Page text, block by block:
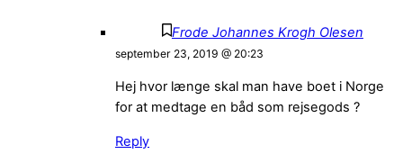
Frode Johannes Krogh Olesen
september 23, 2019 @ 20:23
Hej hvor længe skal man have boet i Norge
for at medtage en båd som rejsegods ?
Reply